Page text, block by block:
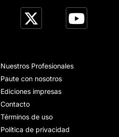
Nuestros Profesionales
Paute con nosotros
Ediciones impresas
Contacto
Términos de uso
Política de privacidad